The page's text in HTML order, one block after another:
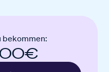
bekommen: